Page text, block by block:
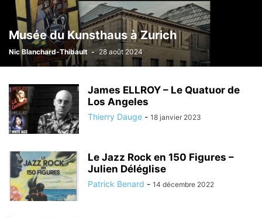
Musée du Kunsthaus à Zurich
Nic Blanchard-Thibault - 28 août 2024
James ELLROY – Le Quatuor de
Los Angeles
Thierry Dauge - 18 janvier 2023
Le Jazz Rock en 150 Figures –
Julien Déléglise
Patrick Benard - 14 décembre 2022